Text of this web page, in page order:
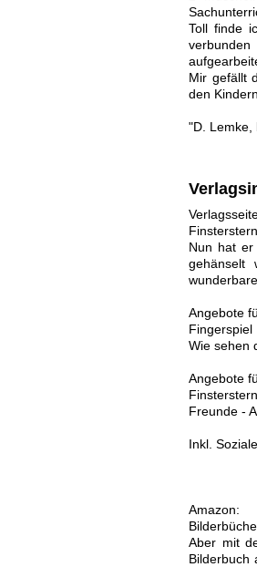
Toll finde
Mir gefällt
den
"D. Lemke,
Nun hat
gehänselt
Angebote
Wie sehen
Angebote
Freunde -
Inkl.
Amazon:
Aber mit
Bilderbuch